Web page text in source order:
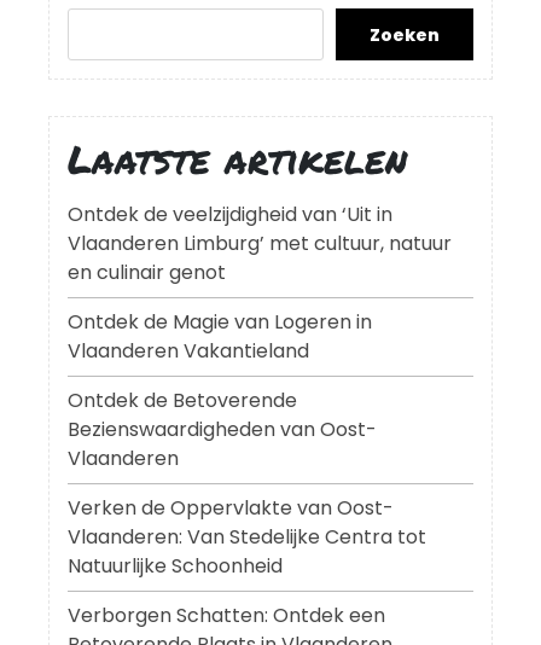
Zoeken
Laatste artikelen
Ontdek de veelzijdigheid van ‘Uit in
Vlaanderen Limburg’ met cultuur, natuur
en culinair genot
Ontdek de Magie van Logeren in
Vlaanderen Vakantieland
Ontdek de Betoverende
Bezienswaardigheden van Oost-
Vlaanderen
Verken de Oppervlakte van Oost-
Vlaanderen: Van Stedelijke Centra tot
Natuurlijke Schoonheid
Verborgen Schatten: Ontdek een